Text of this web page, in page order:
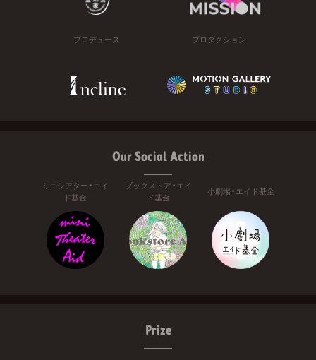
プロデュース プロダクション
Our Social Action
ミニシアター・エイ
ド基金
ブックストア・エイ
ド基金
小劇場・エイド基金
Prize